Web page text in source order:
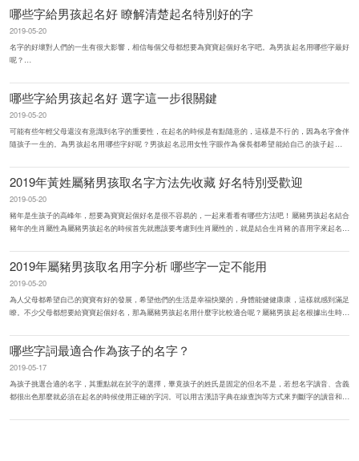
哪些字給男孩起名好 瞭解清楚起名特別好的字
2019-05-20
名字的好壞對人們的一生有很大影響，相信每個父母都想要為寶寶起個好名字吧。為男孩起名用哪些字最好
呢？
如果名字的字...
哪些字給男孩起名好 選字這一步很關鍵
2019-05-20
可能有些年輕父母還沒有意識到名字的重要性，在起名的時候是有點隨意的，這樣是不行的，因為名字會伴
隨孩子一生的。為男孩起名用哪些字好呢？男孩起名忌用女性字眼作為傢長都希望能給自己的孩子起個好
2019年黃姓屬豬男孩取名字方法先收藏 好名特別受歡迎
2019-05-20
豬年是生孩子的高峰年，想要為寶寶起個好名是很不容易的，一起來看看有哪些方法吧！屬豬男孩起名結合
豬年的生肖屬性為屬豬男孩起名的時候首先就應該要考慮到生肖屬性的，就是結合生肖豬的喜用字來起名，
2019年屬豬男孩取名用字分析 哪些字一定不能用
2019-05-20
為人父母都希望自己的寶寶有好的發展，希望他們的生活是幸福快樂的，身體能健健康康，這樣就感到滿足
瞭。不少父母都想要給寶寶起個好名，那為屬豬男孩起名用什麼字比較適合呢？屬豬男孩起名根據出生時間
哪些字詞最適合作為孩子的名字？
2019-05-17
為孩子挑選合適的名字，其重點就在於字的選擇，畢竟孩子的姓氏是固定的但名不是，若想名字讀音、含義
都很出色那麼就必須在起名的時候使用正確的字詞。可以用古漢語字典在線查詢等方式來判斷字的讀音和含